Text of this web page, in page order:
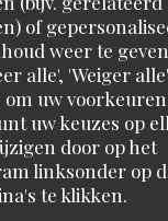
of
weer te
alle', 'Weiger
om uw
uw keuzes op
door op het
linksonder op
te klikken.
gereageerd
sommes ravis
plu. Votre
nous y